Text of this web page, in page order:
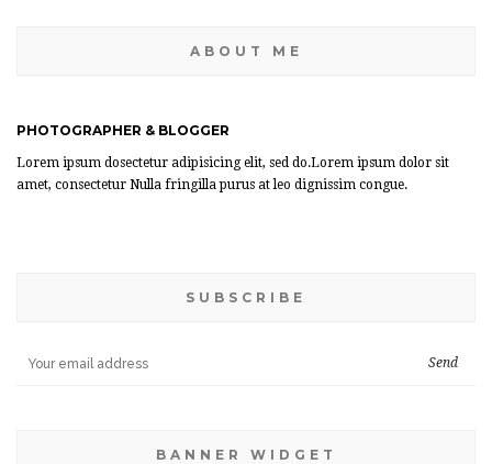
ABOUT ME
PHOTOGRAPHER & BLOGGER
Lorem ipsum dosectetur adipisicing elit, sed do.Lorem ipsum dolor sit
amet, consectetur Nulla fringilla purus at leo dignissim congue.
SUBSCRIBE
BANNER WIDGET